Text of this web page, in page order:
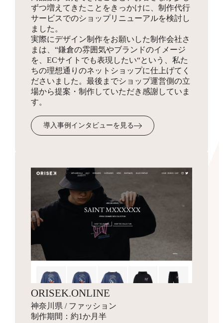
HTMLサイトマップ作成
3,300円
ショップの全体像となりSEO対策にも有効なサイトマッ
プを、フリーページを使って作成します。
受注・入金・発送メール
テンプレ作成
3,300円
お客様へ送付するメール文面のフォーマットを作成・設
同梱物
お見積り
商品を発送する際に同梱する制作物をデザインします。
ずつ増えてきたことをきっかけに、制作代行
サービスでのショップリニューアルを検討し
ました。
実際にデザイン制作をお願いした制作会社さ
まは、“鎌倉の雰囲気やブランドのイメージ
を、ECサイトでも表現したい“という、私た
ちの理想通りのネットショップに仕上げてく
ださいました。最後までショップ運営側の立
場から提案・制作していただき感謝していま
す。
導入事例インタビューを見る
ORISEK.ONLINE
神奈川県 / ファッション
制作期間：約1か月半